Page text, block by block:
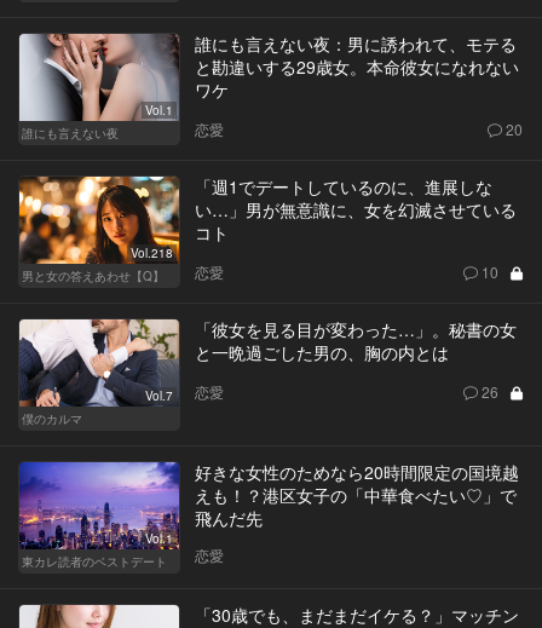
Vol.1
誰にも言えない夜
誰にも言えない夜：男に誘われて、モテる
と勘違いする29歳女。本命彼女になれない
ワケ
恋愛 20
Vol.218
男と女の答えあわせ【Q】
「週1でデートしているのに、進展しな
い…」男が無意識に、女を幻滅させている
コト
恋愛 10
Vol.7
僕のカルマ
「彼女を見る目が変わった…」。秘書の女
と一晩過ごした男の、胸の内とは
恋愛 26
Vol.1
東カレ読者のベストデート
好きな女性のためなら20時間限定の国境越
えも！？港区女子の「中華食べたい♡」で
飛んだ先
恋愛
「30歳でも、まだまだイケる？」マッチン